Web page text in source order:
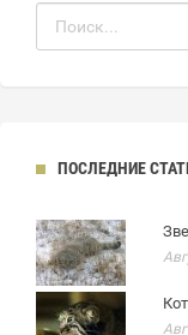
ПОСЛЕДНИЕ